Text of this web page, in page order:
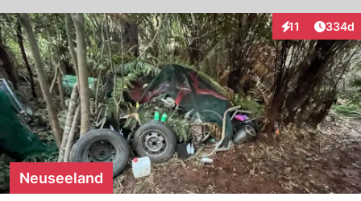
11
Interaktionen
334d
Neuseeland